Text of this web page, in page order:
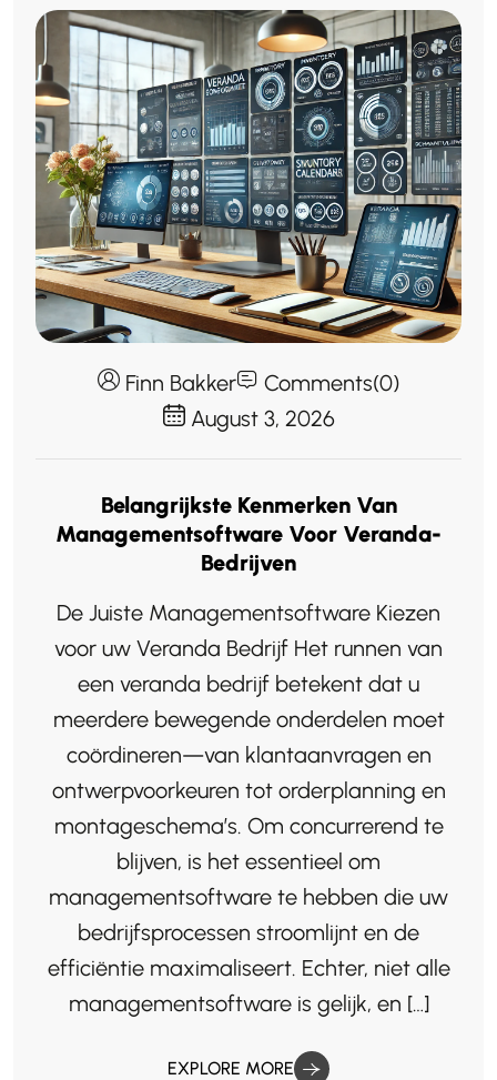
Finn Bakker
Comments(0)
August 3, 2026
Belangrijkste Kenmerken Van
Managementsoftware Voor Veranda-
Bedrijven
De Juiste Managementsoftware Kiezen
voor uw Veranda Bedrijf Het runnen van
een veranda bedrijf betekent dat u
meerdere bewegende onderdelen moet
coördineren—van klantaanvragen en
ontwerpvoorkeuren tot orderplanning en
montageschema’s. Om concurrerend te
blijven, is het essentieel om
managementsoftware te hebben die uw
bedrijfsprocessen stroomlijnt en de
efficiëntie maximaliseert. Echter, niet alle
managementsoftware is gelijk, en […]
EXPLORE MORE